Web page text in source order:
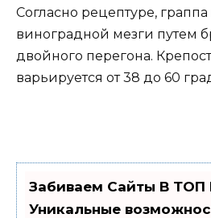
Согласно рецептуре, граппа
виноградной мезги путем
двойного перегона.
варьируется от 38 до 60
Забиваем Сайты В
Уникальные